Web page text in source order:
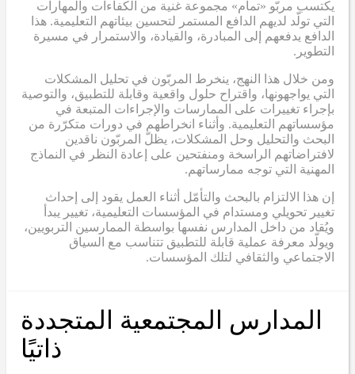
يكتسب مربّو «تمام» مجموعة غنية من الكفاءات والمهارات
التي تولّد لديهم الدافع المستمر لتحسين بيئاتهم التعليمية. هذا
الدافع يدفعهم إلى المبادرة، والقيادة، والاستمرار في مسيرة
التطوير.
ومن خلال هذا النهج، ينخرط المربّون في تحليل المشكلات
التي يواجهونها، واقتراح حلول واقعية وقابلة للتطبيق، والتوصية
بإجراء تغييرات على الممارسات والإجراءات المتبعة في
مؤسساتهم التعليمية. وأثناء انخراطهم في دورات متكرّرة من
البحث والتحليل وحل المشكلات، يظلّ المربّون ناقدين
لافتراضاتهم الراسخة ومنفتحين على إعادة النظر في النماذج
المهنية التي توجه ممارساتهم.
إن هذا الالتزام بالبحث والتأمّل أثناء العمل يقود إلى إحداث
تغيير تحويلي ومستدام في المؤسسات التعليمية، تغيير يبدأ
ويُقاد من داخل المدارس نفسها بواسطة الممارسين التربويين،
ويولّد معرفة عملية قابلة للتطبيق تتناسب مع السياق
الاجتماعي والثقافي لتلك المؤسسات.
المدارس المجتمعية المتجددة
ذاتيًا